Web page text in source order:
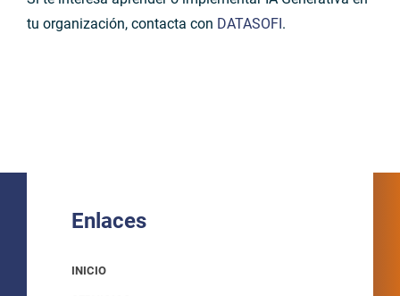
tu organización, contacta con DATASOFI.
Enlaces
INICIO